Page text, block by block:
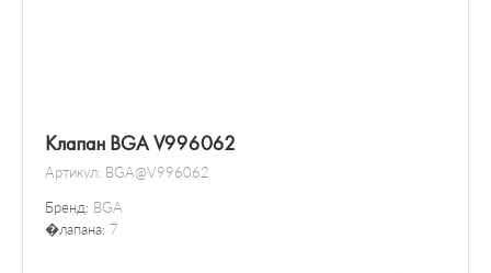
Клапан BGA V996062
Артикул: BGA@V996062
Бренд: BGA
�лапана: 7